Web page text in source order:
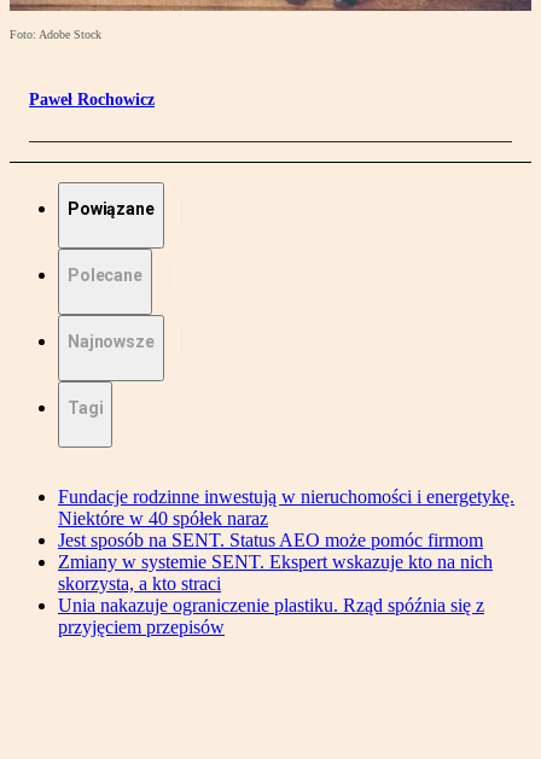
Foto: Adobe Stock
Paweł Rochowicz
Powiązane
Polecane
Najnowsze
Tagi
Fundacje rodzinne inwestują w nieruchomości i energetykę.
Niektóre w 40 spółek naraz
Jest sposób na SENT. Status AEO może pomóc firmom
Zmiany w systemie SENT. Ekspert wskazuje kto na nich
skorzysta, a kto straci
Unia nakazuje ograniczenie plastiku. Rząd spóźnia się z
przyjęciem przepisów